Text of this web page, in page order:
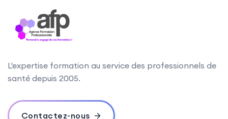
L'expertise formation au service des professionnels de
santé depuis 2005.
Contactez-nous